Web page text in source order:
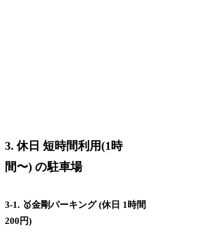
3. 休日 短時間利用(1時
間〜) の駐車場
3-1. 🥇金剛パーキング (休日 1時間
200円)